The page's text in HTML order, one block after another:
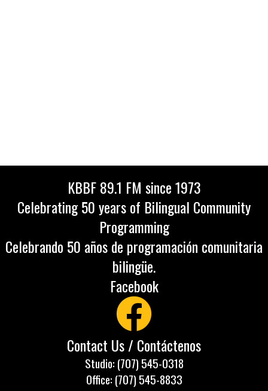
KBBF 89.1 FM since 1973
Celebrating 50 years of Bilingual Community
Programming
Celebrando 50 años de programación comunitaria
bilingüe.
Facebook
Contact Us / Contáctenos
Studio: (707) 545-0318
Office: (707) 545-8833